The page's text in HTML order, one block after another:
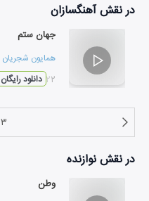
در نقشآهنگسازان
جهان ستم
همایون شجریان
۰۵:۲۲دانلود رایگان
۳
در نقشنوازنده
وطن